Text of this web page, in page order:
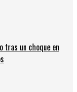
tras un choque en